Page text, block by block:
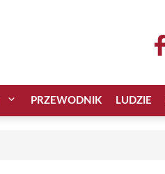
PRZEWODNIK LUDZIE